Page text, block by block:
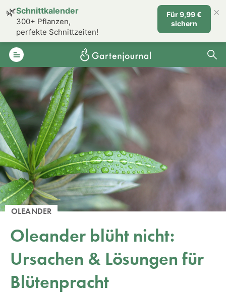
OLEANDER
Oleander blüht nicht:
Ursachen & Lösungen für
Blütenpracht
🌿Schnittkalender
300+ Pflanzen,
perfekte Schnittzeiten!
Für 9,99 €
sichern
×